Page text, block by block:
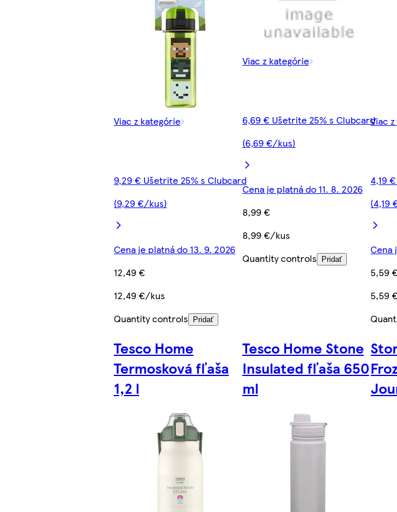
Viac z kategórie
9,29 € Ušetrite 25% s Clubcard
(9,29 €/kus)
Cena je platná do 13. 9. 2026
12,49 €
12,49 €/kus
Quantity controls
Pridať
Viac z kategórie
6,69 € Ušetrite 25% s Clubcard
(6,69 €/kus)
Cena je platná do 11. 8. 2026
8,99 €
8,99 €/kus
Quantity controls
Pridať
Viac
4,19
(4,19
Cena
5,59 €
5,59
Tesco Home
Termosková fľaša
1,2 l
Tesco Home Stone
Insulated fľaša 650
ml